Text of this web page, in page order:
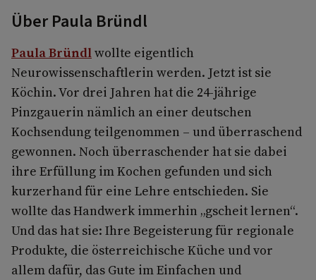
Über Paula Bründl
Paula Bründlwollte eigentlich
Neurowissenschaftlerin werden. Jetzt ist sie
Köchin. Vor drei Jahren hat die 24-jährige
Pinzgauerin nämlich an einer deutschen
Kochsendung teilgenommen – und überraschend
gewonnen. Noch überraschender hat sie dabei
ihre Erfüllung im Kochen gefunden und sich
kurzerhand für eine Lehre entschieden. Sie
wollte das Handwerk immerhin „gscheit lernen“.
Und das hat sie: Ihre Begeisterung für regionale
Produkte, die österreichische Küche und vor
allem dafür, das Gute im Einfachen und